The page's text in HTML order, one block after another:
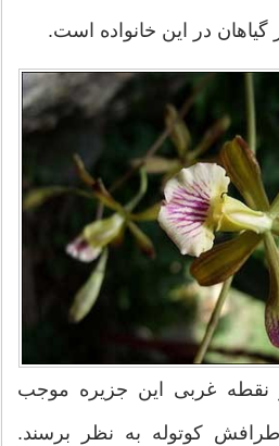
گیاهان در این خانواده است.
نقطه غربی این جزیره موجب
کوتوله به نظر برسند.